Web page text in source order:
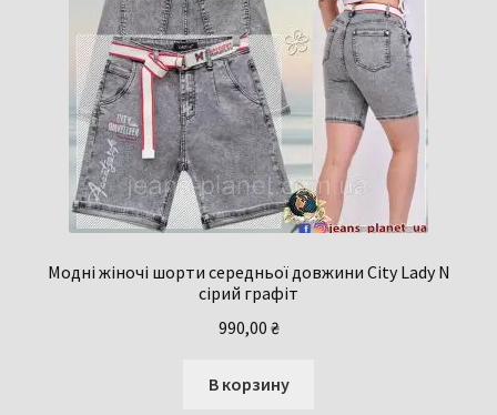
Модні жіночі шорти середньої довжини Сity Lady N
сірий графіт
990,00 ₴
В корзину